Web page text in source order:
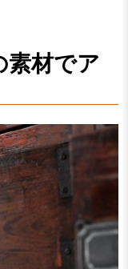
材でア